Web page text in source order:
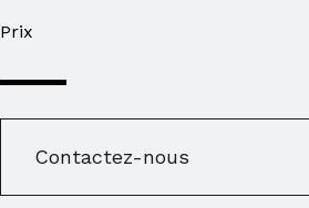
Prix
Contactez-nous